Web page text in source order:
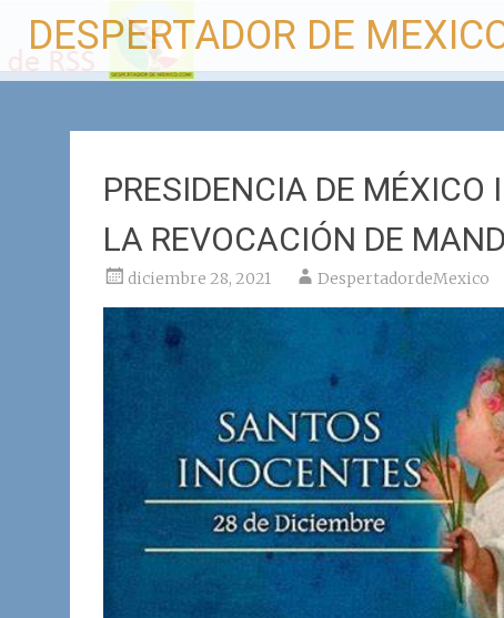
contenido
DESPERTADOR DE
PRESIDENCIA DE
LA REVOCACIÓN DE
diciembre 28, 2021 DespertadordeMexico